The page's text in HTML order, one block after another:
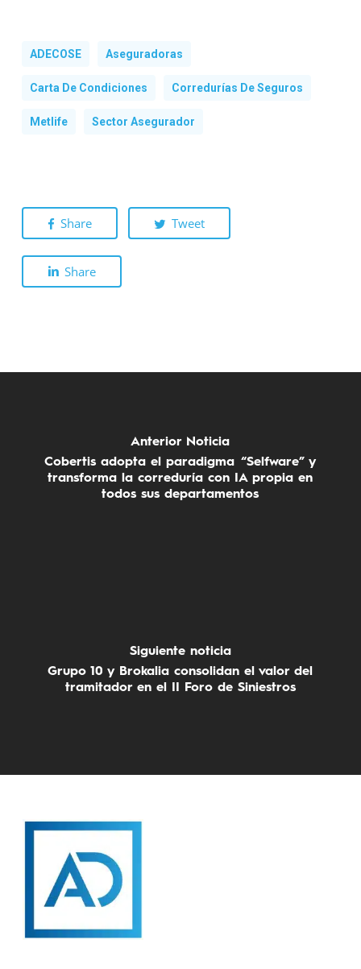
ADECOSE Aseguradoras
Carta De Condiciones Corredurías De Seguros
Metlife Sector Asegurador
Share Tweet
Share
Anterior Noticia
Cobertis adopta el paradigma “Selfware” y
transforma la correduría con IA propia en
todos sus departamentos
Siguiente noticia
Grupo 10 y Brokalia consolidan el valor del
tramitador en el II Foro de Siniestros